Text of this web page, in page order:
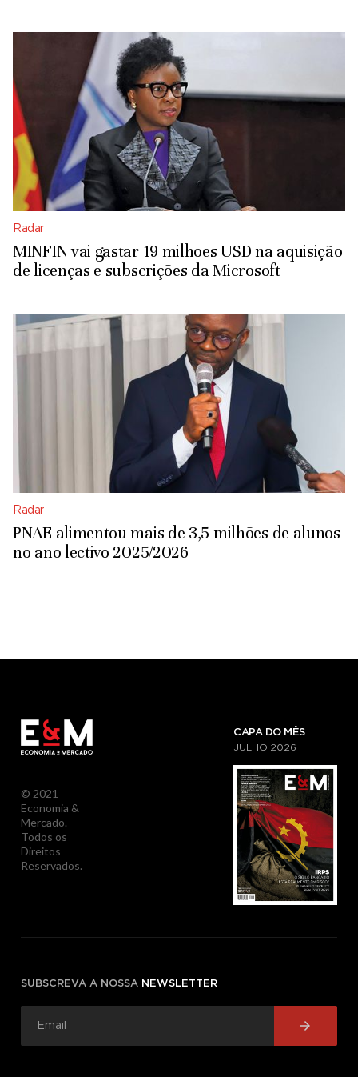
Radar
MINFIN vai gastar 19 milhões USD na aquisição
de licenças e subscrições da Microsoft
Radar
PNAE alimentou mais de 3,5 milhões de alunos
no ano lectivo 2025/2026
© 2021
Economia &
Mercado.
Todos os
Direitos
Reservados.
CAPA DO MÊS
JULHO 2026
SUBSCREVA A NOSSA NEWSLETTER